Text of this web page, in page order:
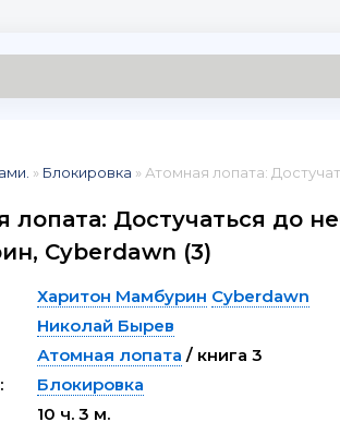
» Блокировка » Атомная лопата: Достучаться до
лопата: Достучаться до
Cyberdawn (3)
Харитон Мамбурин Cyberdawn
Николай Бырев
Атомная лопата / книга 3
Блокировка
10 ч. 3 м.